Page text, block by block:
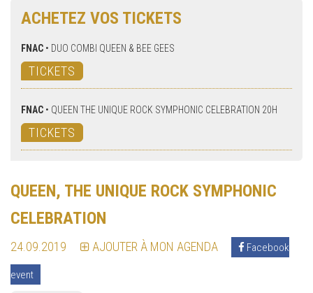
ACHETEZ VOS TICKETS
FNAC • DUO COMBI QUEEN & BEE GEES
TICKETS
FNAC • QUEEN THE UNIQUE ROCK SYMPHONIC CELEBRATION 20H
TICKETS
QUEEN, THE UNIQUE ROCK SYMPHONIC
CELEBRATION
24.09.2019 AJOUTER À MON AGENDA Facebook
event